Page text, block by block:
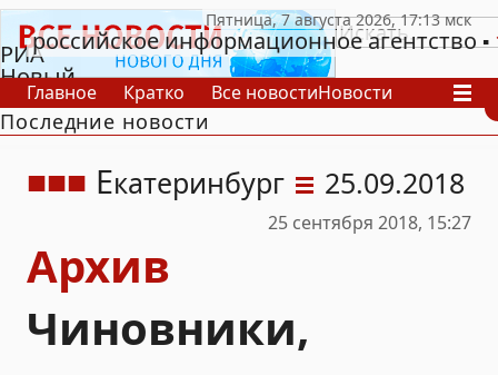
РИА
Новый
День
российское информационное агентство
Главное Кратко Все новостиНовости
В России
В мире
Последние новости
Екатеринбург 25.09.2018
25 сентября 2018, 15:27
Архив
Чиновники,